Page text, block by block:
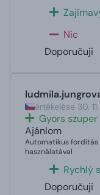
Nic
Doporučuji
értékelése 30.
Gyors
Ajánlom
Automatikus fordítás
használatával
Rychlý
Doporučuji